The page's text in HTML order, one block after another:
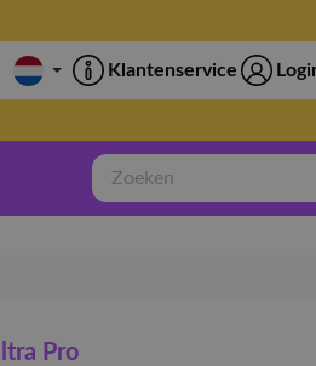
Klantenservice
Zoeken
Pro